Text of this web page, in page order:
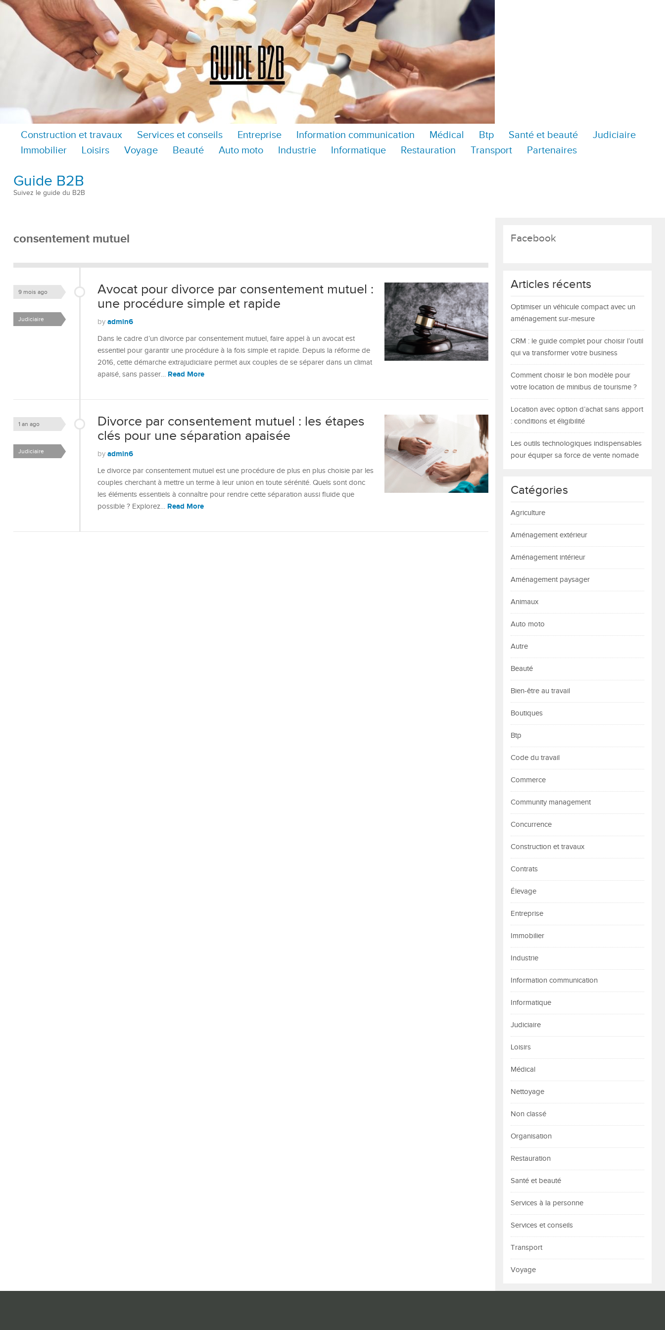
Construction et travaux Services et conseils Entreprise Information communication Médical Btp Santé et beauté
Judiciaire
Immobilier
Loisirs Voyage Beauté Auto moto Industrie Informatique Restauration Transport Partenaires
Guide B2B
Suivez le guide du B2B
consentement mutuel
Avocat pour divorce par consentement mutuel :
une procédure simple et rapide
9 mois ago
by admin6
Judiciaire
Dans le cadre d’un divorce par consentement mutuel, faire appel à un avocat est
essentiel pour garantir une procédure à la fois simple et rapide. Depuis la réforme de
2016, cette démarche extrajudiciaire permet aux couples de se séparer dans un climat
apaisé, sans passer… Read More
Divorce par consentement mutuel : les étapes
clés pour une séparation apaisée
1 an ago
by admin6
Judiciaire
Le divorce par consentement mutuel est une procédure de plus en plus choisie par les
couples cherchant à mettre un terme à leur union en toute sérénité. Quels sont donc
les éléments essentiels à connaître pour rendre cette séparation aussi fluide que
possible ? Explorez… Read More
Facebook
Articles récents
Optimiser un véhicule compact avec un
aménagement sur-mesure
CRM : le guide complet pour choisir l’outil
qui va transformer votre business
Comment choisir le bon modèle pour
votre location de minibus de tourisme ?
Location avec option d’achat sans apport
: conditions et éligibilité
Les outils technologiques indispensables
pour équiper sa force de vente nomade
Catégories
Agriculture
Aménagement extérieur
Aménagement intérieur
Aménagement paysager
Animaux
Auto moto
Autre
Beauté
Bien-être au travail
Boutiques
Btp
Code du travail
Commerce
Community management
Concurrence
Construction et travaux
Contrats
Élevage
Entreprise
Immobilier
Industrie
Information communication
Informatique
Judiciaire
Loisirs
Médical
Nettoyage
Non classé
Organisation
Restauration
Santé et beauté
Services à la personne
Services et conseils
Transport
Voyage